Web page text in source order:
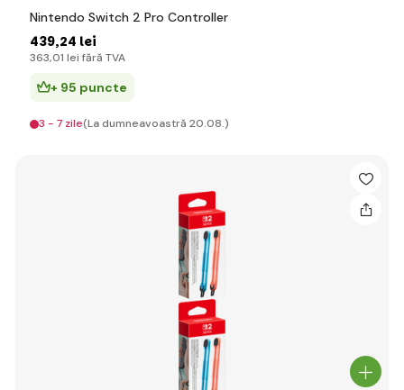
Nintendo Switch 2 Pro Controller
439,24 lei
363,01 lei fără TVA
+ 95 puncte
3 - 7 zile(La dumneavoastră 20.08.)